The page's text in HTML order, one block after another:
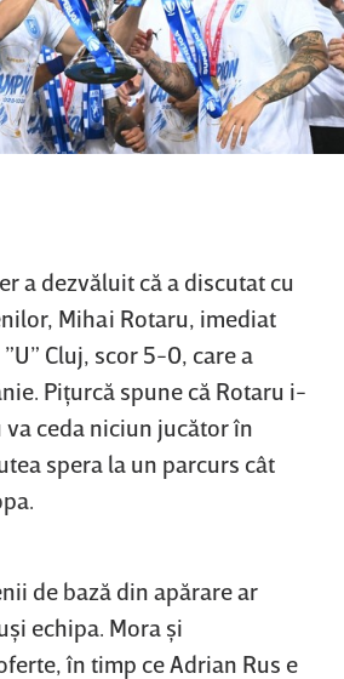
a dezvăluit că a discutat cu
Mihai Rotaru, imediat
Cluj, scor 5-0, care a
Piţurcă spune că Rotaru i-
va ceda niciun jucător în
spera la un parcurs cât
de bază din apărare ar
echipa. Mora şi
în timp ce Adrian Rus e